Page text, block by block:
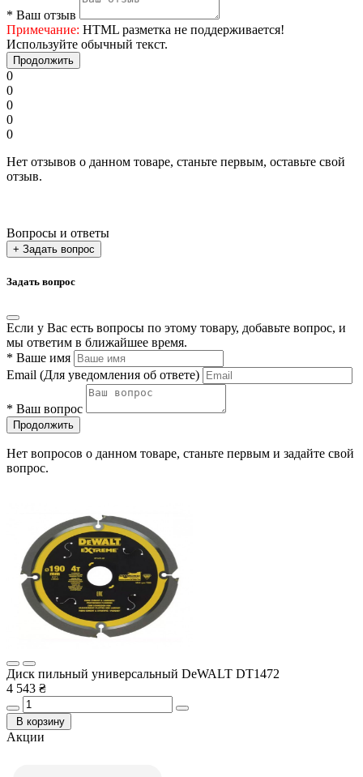
* Ваш отзыв
Примечание: HTML разметка не поддерживается!
Используйте обычный текст.
Продолжить
0
0
0
0
0
Нет отзывов о данном товаре, станьте первым, оставьте свой
отзыв.
Вопросы и ответы
+ Задать вопрос
Задать вопрос
Если у Вас есть вопросы по этому товару, добавьте вопрос, и
мы ответим в ближайшее время.
* Ваше имя
Email (Для уведомления об ответе)
* Ваш вопрос
Продолжить
Нет вопросов о данном товаре, станьте первым и задайте свой
вопрос.
Диск пильный универсальный DeWALT DT1472
4 543 ₴
В корзину
Акции